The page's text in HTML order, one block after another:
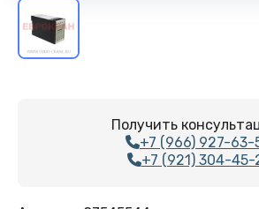
Получить
+7 (966) 927-63-
+7 (921) 304-45-